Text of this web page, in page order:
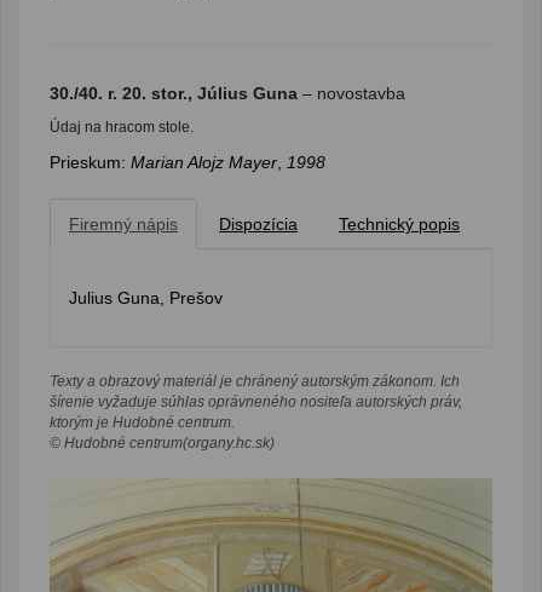
30./40. r. 20. stor., Július Guna – novostavba
Údaj na hracom stole.
Prieskum: Marian Alojz Mayer 1998
Firemný nápis Dispozícia Technický popis
Julius Guna, Prešov
Texty a obrazový materiál je chránený autorským zákonom. Ich
šírenie vyžaduje súhlas oprávneného nositeľa autorských práv,
ktorým je Hudobné centrum.
© Hudobné centrum(organy.hc.sk)